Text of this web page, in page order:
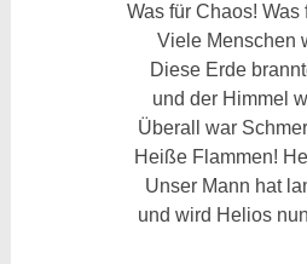
Was für Chaos! Was
Viele Menschen
Diese Erde
und der Himmel
Überall war
Heiße Flammen!
Unser Mann hat
und wird Helios